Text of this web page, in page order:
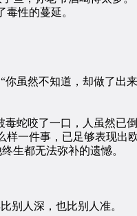
性的蔓延。
虽然不知道，却做了出
蛇咬了一口，人虽然已
一件事，已足够表现出欧
生都无法弥补的遗憾。
人深，也比别人准。